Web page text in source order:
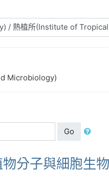
Microbiology)
Go
分子與細胞生